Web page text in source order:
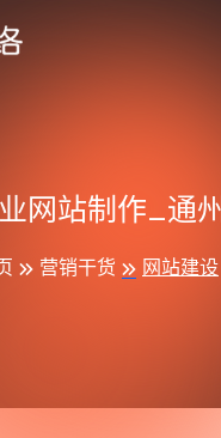
网站制作_通
营销干货 网站建设